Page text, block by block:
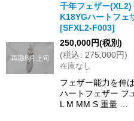
千年フェザー(XL2)
K18YGハートフェ
[SFXL2-F003]
250,000円(税別)
(税込: 275,000円)
在庫なし
フェザー能力を伸
ハートフェザー フ
L M MM S 重量 …